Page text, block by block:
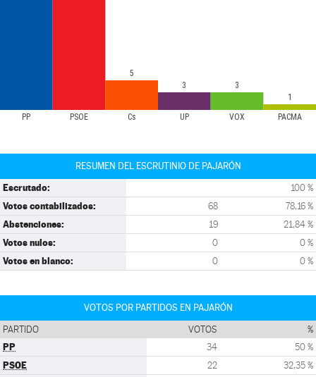
PP PSOE Cs UP VOX PACMA
5
3
3
1
RESUMEN DEL ESCRUTINIO DE PAJARÓN
Escrutado: 100 %
Votos contabilizados: 68 78,16 %
Abstenciones: 19 21,84 %
Votos nulos: 0 0 %
Votos en blanco: 0 0 %
VOTOS POR PARTIDOS EN PAJARÓN
PARTIDO VOTOS %
PP 34 50 %
PSOE 22 32,35 %